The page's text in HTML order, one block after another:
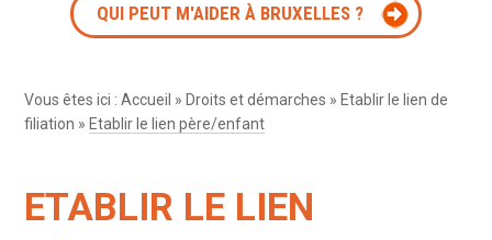
QUI PEUT M'AIDER À BRUXELLES ?
Vous êtes ici :Accueil » Droits et démarches » Etablir le lien de
filiation » Etablir le lien père/enfant
ETABLIR LE LIEN